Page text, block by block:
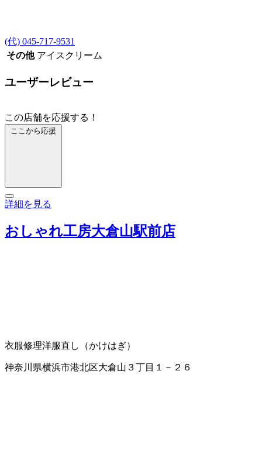
(代) 045-717-9531
その他 アイスクリーム
ユーザーレビュー
この店舗を応援する！
ここから応援
詳細を見る
おしゃれ工房大倉山駅前店
衣服修理洋服直し（かけはぎ）
神奈川県横浜市港北区大倉山３丁目１－２６